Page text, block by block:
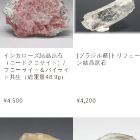
インカローズ結晶原石
（ロードクロサイト）/
フローライト＆パイライ
ト共生（総重量48.9g）
¥4,500
[ブラジル産]トリフェー
ン結晶原石
¥4,200